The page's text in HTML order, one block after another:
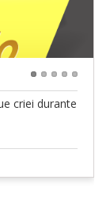
criei durante